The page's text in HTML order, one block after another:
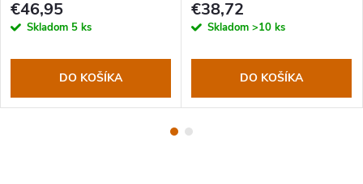
€46,95
Skladom 5 ks
DO KOŠÍKA
€38,72
Skladom >10 ks
DO KOŠÍKA